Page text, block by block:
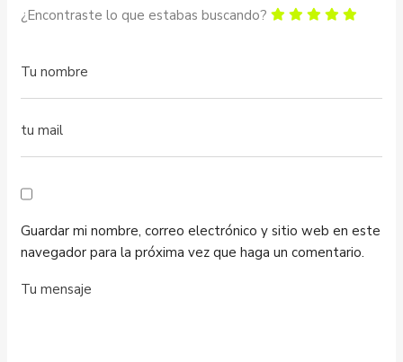
¿Encontraste lo que estabas buscando?
Guardar mi nombre, correo electrónico y sitio web en este
navegador para la próxima vez que haga un comentario.